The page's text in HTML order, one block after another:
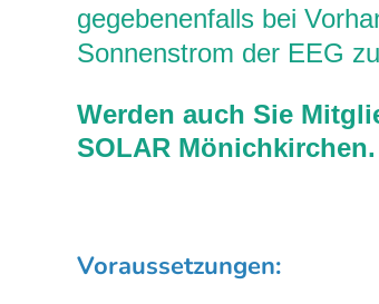
gegebenenfalls bei
Sonnenstrom der EEG
Werden auch Sie
SOLAR Mönichkirchen.
Voraussetzungen: